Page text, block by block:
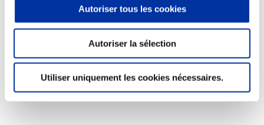
Autoriser tous les cookies
Autoriser la sélection
Utiliser uniquement les cookies nécessaires.
Elevage
Abattoir
Partenaire Climat
Alimentation de qualité, raisonnée et durable